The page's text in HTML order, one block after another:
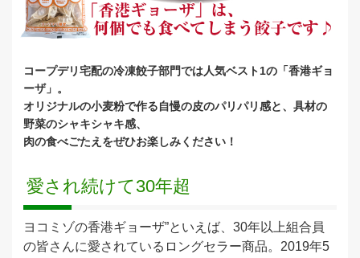
コープデリ宅配の冷凍餃子部門では人気ベスト1の「香港ギョ
ーザ」。
オリジナルの小麦粉で作る自慢の皮のパリパリ感と、具材の
野菜のシャキシャキ感、
肉の食べごたえをぜひお楽しみください！
愛され続けて30年超
ヨコミゾの香港ギョーザ”といえば、30年以上組合員
の皆さんに愛されているロングセラー商品。2019年5